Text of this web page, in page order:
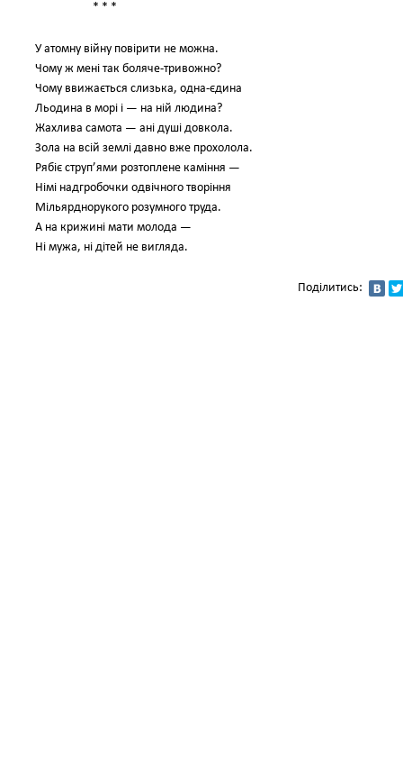
* * *
У атомну війну повірити не можна.
Чому ж мені так боляче-тривожно?
Чому ввижається слизька, одна-єдина
Льодина в морі і — на ній людина?
Жахлива самота — ані душі довкола.
Зола на всій землі давно вже прохолола.
Рябіє струп’ями розтоплене каміння —
Німі надгробочки одвічного творіння
Мільярднорукого розумного труда.
А на крижині мати молода —
Ні мужа, ні дітей не вигляда.
Поділитись: